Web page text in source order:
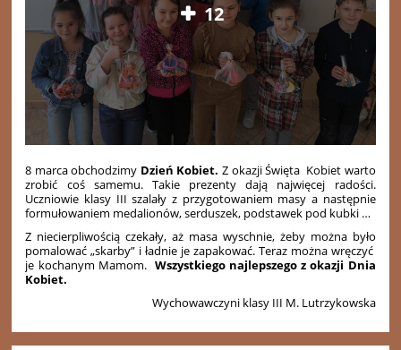
12
8 marca obchodzimy Dzień Kobiet. Z okazji Święta Kobiet warto
zrobić coś samemu. Takie prezenty dają najwięcej radości.
Uczniowie klasy III szalały z przygotowaniem masy a następnie
formułowaniem medalionów, serduszek, podstawek pod kubki …
Z niecierpliwością czekały, aż masa wyschnie, żeby można było
pomalować „skarby” i ładnie je zapakować. Teraz można wręczyć
je kochanym Mamom. Wszystkiego najlepszego z okazji Dnia
Kobiet.
Wychowawczyni klasy III M. Lutrzykowska